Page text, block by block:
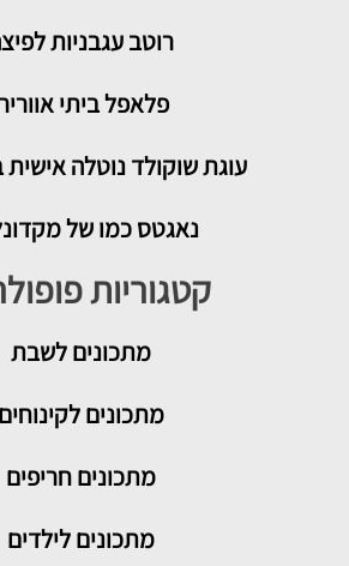
רוטב עגבניות
פלאפל ביתי
עוגת שוקולד נוטלה אישית
נאגטס כמו של
קטגוריות
מתכוניםלשבת
מתכונים לקינוחים
מתכונים חריפים
מתכונים לילדים